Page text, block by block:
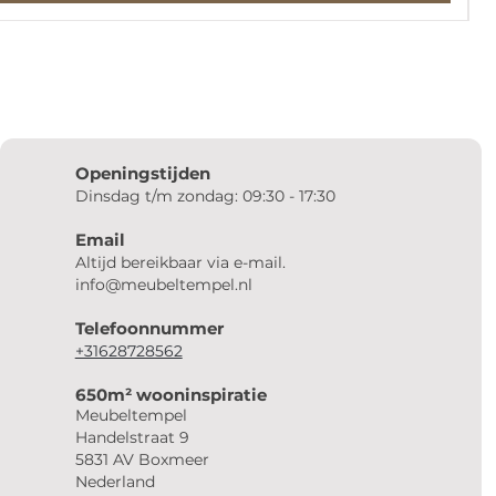
Openingstijden
Dinsdag t/m zondag: 09:30 - 17:30
Email
Altijd bereikbaar via e-mail.
info@meubeltempel.nl
Telefoonnummer
+31628728562
650m² wooninspiratie
Meubeltempel
Handelstraat 9
5831 AV Boxmeer
Nederland